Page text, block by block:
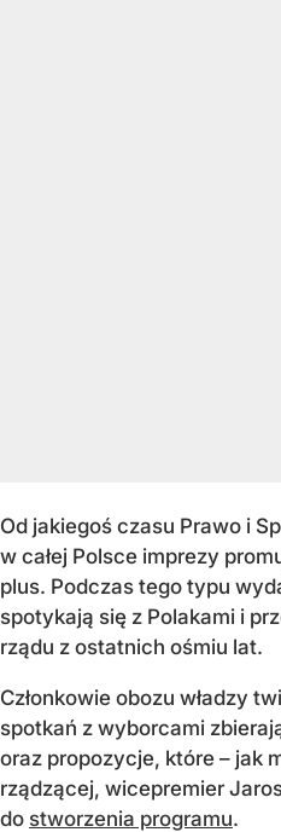
Od jakiegoś czasu Prawo i
w całej Polsce imprezy
plus. Podczas tego typu
spotykają się z Polakami i
rządu z ostatnich ośmiu lat.
Członkowie obozu władzy
spotkań z wyborcami
oraz propozycje, które – jak
rządzącej, wicepremier
do stworzenia programu.